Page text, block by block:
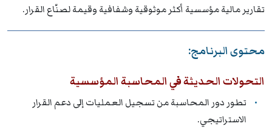
تقارير مالية مؤسسية أكثر موثوقية وشفافية وقيمة لصنّاع القرار.
محتوى البرنامج:
التحولات الحديثة في المحاسبة المؤسسية
تطور دور المحاسبة من تسجيل العمليات إلى دعم القرار
الاستراتيجي.